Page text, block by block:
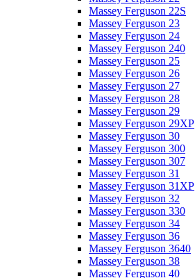
Massey Ferguson 22S
Massey Ferguson 23
Massey Ferguson 24
Massey Ferguson 240
Massey Ferguson 25
Massey Ferguson 26
Massey Ferguson 27
Massey Ferguson 28
Massey Ferguson 29
Massey Ferguson 29XP
Massey Ferguson 30
Massey Ferguson 300
Massey Ferguson 307
Massey Ferguson 31
Massey Ferguson 31XP
Massey Ferguson 32
Massey Ferguson 330
Massey Ferguson 34
Massey Ferguson 36
Massey Ferguson 3640
Massey Ferguson 38
Massey Ferguson 40